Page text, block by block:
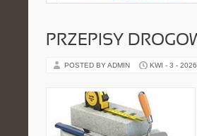
PRZEPISY
POSTED BY ADMIN KWI - 3 - 2026